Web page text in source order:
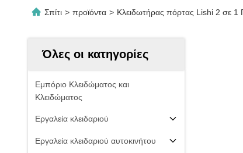
Σπίτι > προϊόντα > Κλειδωτήρας πόρτας Lishi 2 σε 1
Όλες οι κατηγορίες
Εμπόριο Κλειδώματος και
Κλειδώματος
Εργαλεία κλειδαριού
Εργαλεία κλειδαριού αυτοκινήτου